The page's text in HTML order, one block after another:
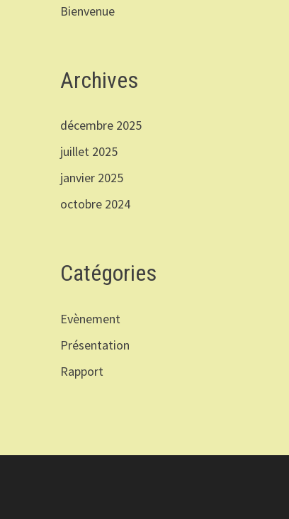
Bienvenue
Archives
décembre 2025
juillet 2025
janvier 2025
octobre 2024
Catégories
Evènement
Présentation
Rapport